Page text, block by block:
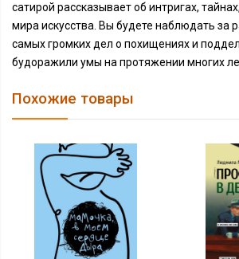
сатирой рассказывает об интригах,
мира искусства. Вы будете наблюдать за
самых громких дел о похищениях и
будоражили умы на протяжении многих
Похожие товары